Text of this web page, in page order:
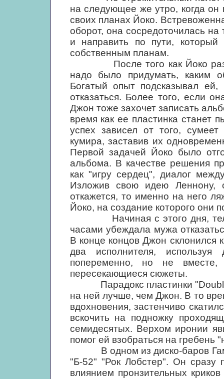
на следующее же утро, когда он
своих планах Йоко.
оборот, она сосредоточилась
и направить по пути, который
собственным планам.
После того как Йоко
надо было придумать, каким
Богатый опыт подсказывал
отказаться. Более того, если
Джон тоже захочет записать
время как ее пластинка станет
успех зависел от того,
кумира, заставив их
Первой задачей Йоко было
альбома. В качестве решения
как "игру сердец", диалог
Изложив свою идею
откажется, то именно на него
Йоко, на создание которого они
Начиная с этого дня,
часами убеждала мужа
В конце концов Джон склонился
два исполнителя,
попеременно, но не
пересекающиеся сюжеты.
Парадокс пластинки "Double
на ней лучше, чем Джон. В то
вдохновения, застенчиво
вскочить на подножку
семидесятых. Верхом иронии
помог ей взобраться на гребень
В одном из диско-баров
"Б-52" "Рок Лобстер". Он сразу
влиянием пронзительных